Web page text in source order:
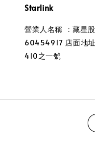
Starlink
營業人名稱 ：藏星
60454917 店面地
410之一號